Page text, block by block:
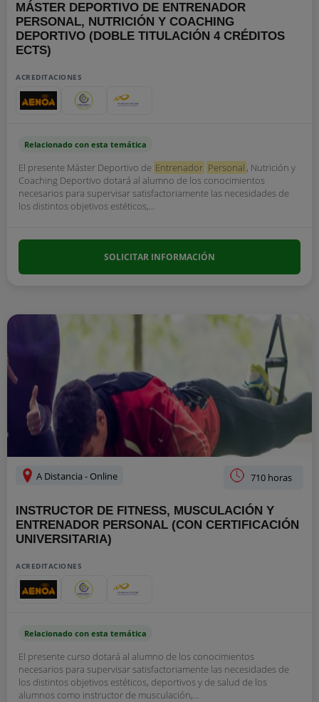
MÁSTER DEPORTIVO DE ENTRENADOR
PERSONAL, NUTRICIÓN Y COACHING
DEPORTIVO (DOBLE TITULACIÓN 4 CRÉDITOS
ECTS)
ACREDITACIONES
Relacionado con esta temática
El presente Máster Deportivo de Entrenador Personal , Nutrición y
Coaching Deportivo dotará al alumno de los conocimientos
necesarios para supervisar satisfactoriamente las necesidades de
los distintos objetivos estéticos,...
SOLICITAR INFORMACIÓN
A Distancia - Online 710 horas
INSTRUCTOR DE FITNESS, MUSCULACIÓN Y
ENTRENADOR PERSONAL (CON CERTIFICACIÓN
UNIVERSITARIA)
ACREDITACIONES
Relacionado con esta temática
El presente curso dotará al alumno de los conocimientos
necesarios para supervisar satisfactoriamente las necesidades de
los distintos objetivos estéticos, deportivos y de salud de los
alumnos como instructor de musculación,...